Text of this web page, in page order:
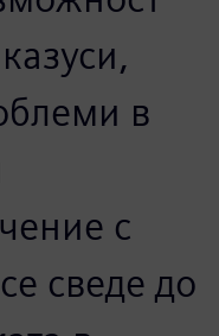
в Манчестър
със